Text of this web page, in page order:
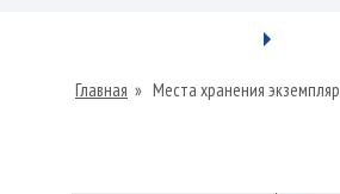
Главная » Места хранения